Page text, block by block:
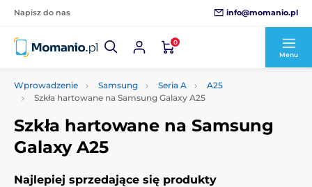
Napisz do nas info@momanio.pl
0
Menu
Wprowadzenie Samsung Seria A
A25
Szkła hartowane na Samsung Galaxy A25
Szkła hartowane na Samsung
Galaxy A25
Najlepiej sprzedające się produkty